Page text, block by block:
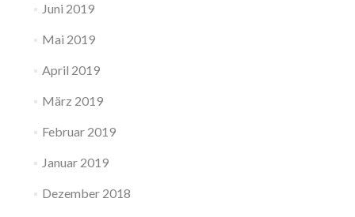
Juni 2019
Mai 2019
April 2019
März 2019
Februar 2019
Januar 2019
Dezember 2018